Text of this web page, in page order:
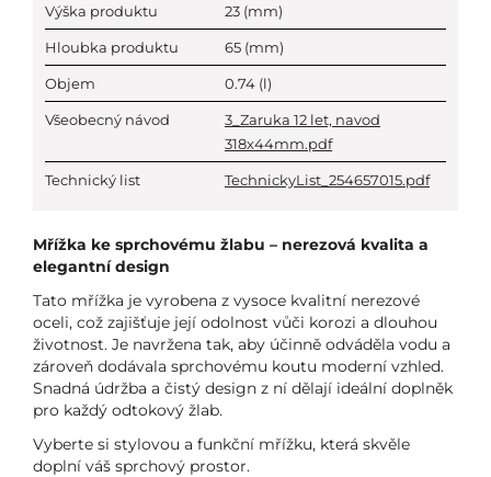
Výška produktu 23 (mm)
Hloubka produktu 65 (mm)
Objem 0.74 (l)
Všeobecný návod
3_Zaruka 12 let, navod
318x44mm.pdf
Technický list TechnickyList_254657015.pdf
Mřížka ke sprchovému žlabu – nerezová kvalita a
elegantní design
Tato mřížka je vyrobena z vysoce kvalitní nerezové
oceli, což zajišťuje její odolnost vůči korozi a dlouhou
životnost. Je navržena tak, aby účinně odváděla vodu a
zároveň dodávala sprchovému koutu moderní vzhled.
Snadná údržba a čistý design z ní dělají ideální doplněk
pro každý odtokový žlab.
Vyberte si stylovou a funkční mřížku, která skvěle
doplní váš sprchový prostor.